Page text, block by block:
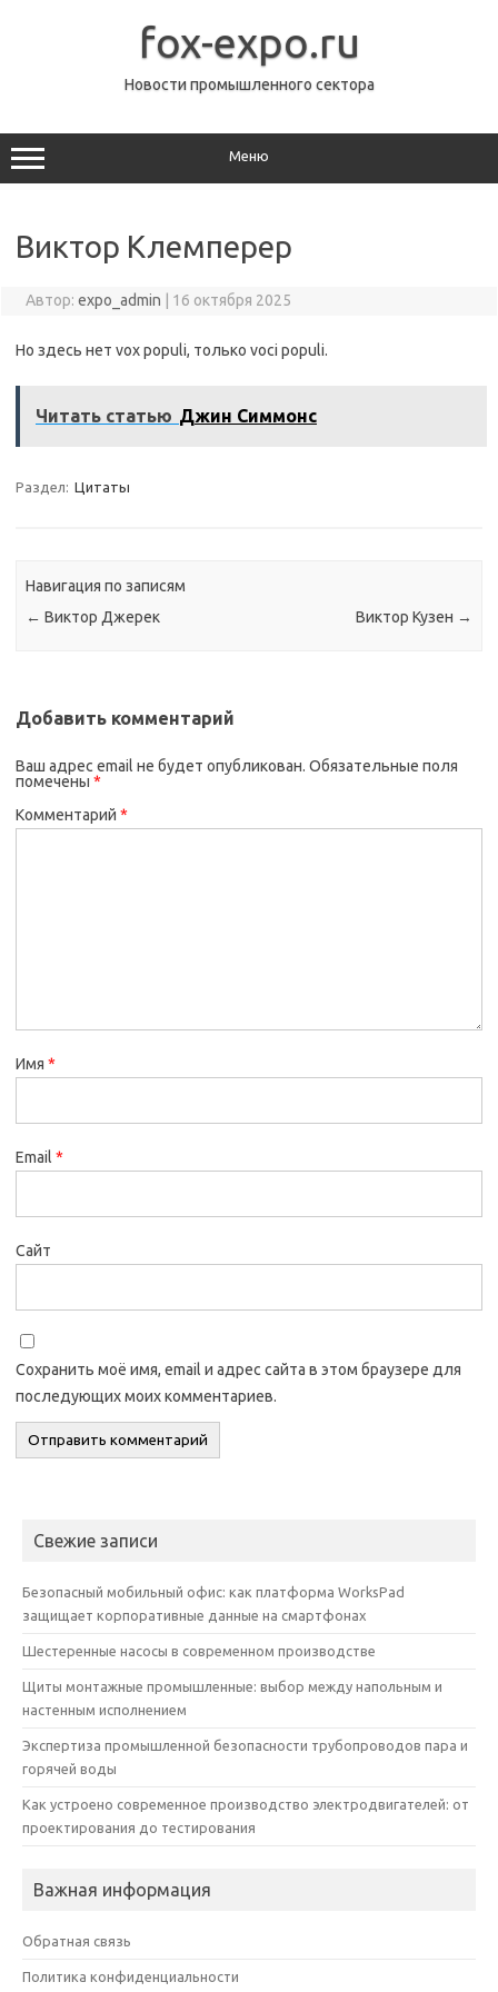
fox-expo.ru
Новости промышленного сектора
Меню
Виктор Клемперер
Автор: expo_admin 16 октября 2025
Но здесь нет vox populi, только voci populi.
Читать статью Джин Симмонс
Раздел: Цитаты
Навигация по записям
← Виктор Джерек Виктор Кузен →
Добавить комментарий
Ваш адрес email не будет опубликован. Обязательные поля
помечены *
Комментарий *
Имя *
Email *
Сайт
Сохранить моё имя, email и адрес сайта в этом браузере для
последующих моих комментариев.
Свежие записи
Безопасный мобильный офис: как платформа WorksPad
защищает корпоративные данные на смартфонах
Шестеренные насосы в современном производстве
Щиты монтажные промышленные: выбор между напольным и
настенным исполнением
Экспертиза промышленной безопасности трубопроводов пара и
горячей воды
Как устроено современное производство электродвигателей: от
проектирования до тестирования
Важная информация
Обратная связь
Политика конфиденциальности